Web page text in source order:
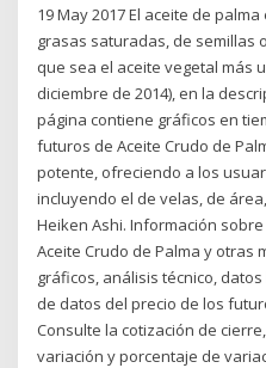
19 May 2017 El aceite de
grasas saturadas, de semillas
que sea el aceite vegetal más
diciembre de 2014), en la
página contiene gráficos en
futuros de Aceite Crudo de
potente, ofreciendo a los
incluyendo el de velas, de
Heiken Ashi. Información
Aceite Crudo de Palma y otras
gráficos, análisis técnico,
de datos del precio de los
Consulte la cotización de
variación y porcentaje de